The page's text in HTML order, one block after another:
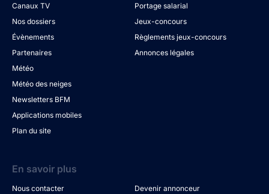
Canaux TV
Nos dossiers
Évènements
Partenaires
Météo
Météo des neiges
Newsletters BFM
Applications mobiles
Plan du site
Portage salarial
Jeux-concours
Règlements jeux-concours
Annonces légales
En savoir plus
Nous contacter
Devenir annonceur